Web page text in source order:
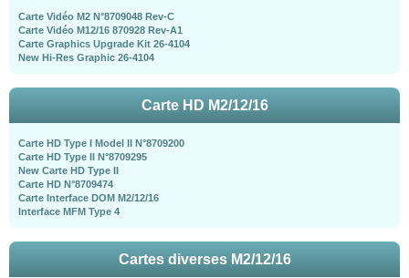
Carte Vidéo M2 N°8709048 Rev-C
Carte Vidéo M12/16 870928 Rev-A1
Carte Graphics Upgrade Kit 26-4104
New Hi-Res Graphic 26-4104
Carte HD M2/12/16
Carte HD Type I Model II N°8709200
Carte HD Type II N°8709295
New Carte HD Type II
Carte HD N°8709474
Carte Interface DOM M2/12/16
Interface MFM Type 4
Cartes diverses M2/12/16